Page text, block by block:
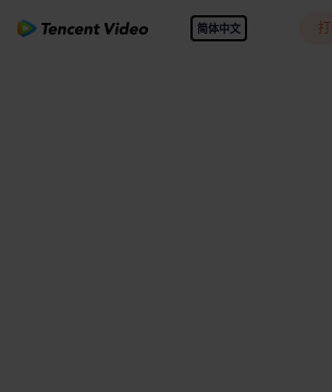
简体中文